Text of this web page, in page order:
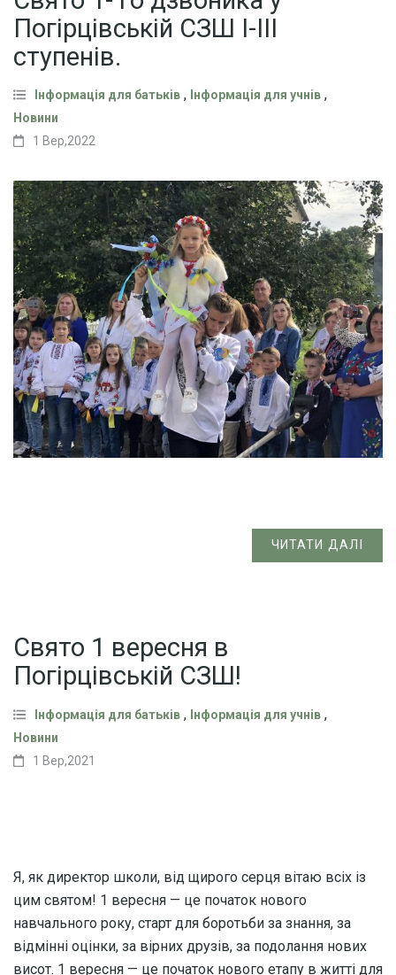
Погірцівській СЗШ І-ІІІ
ступенів.
Інформація для батьків , Інформація для учнів ,
Новини
1 Вер,2022
ЧИТАТИ ДАЛІ
Свято 1 вересня в
Погірцівській СЗШ!
Інформація для батьків , Інформація для учнів ,
Новини
1 Вер,2021
Я, як директор школи, від щирого серця вітаю всіх із
цим святом! 1 вересня — це початок нового
навчального року, старт для боротьби за знання, за
відмінні оцінки, за вірних друзів, за подолання нових
висот. 1 вересня — це початок нового етапу в житті для